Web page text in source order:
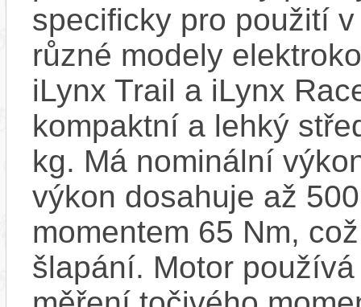
specificky pro použití
různé modely
iLynx Trail a iLynx
kompaktní a lehký
kg. Má nominální
výkon dosahuje až
momentem 65 Nm,
šlapání. Motor